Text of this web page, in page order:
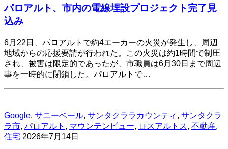
パロアルト、市内の電線埋設プロジェクト完了見
込み
6月22日、パロアルトで約4エーカーの火災が発生し、周辺
地域からの応援要請が行われた。この火災は約1時間で制圧
され、被害は限定的であったが、市職員は6月30日まで周辺
事を一時的に閉鎖した。パロアルトで…
Google, サニーベール, サンタクララカウンティ , サンタクラ
ラ市, パロアルト , マウンテンビュー, ロスアルトス, 不動産,
住宅 2026年7月14日